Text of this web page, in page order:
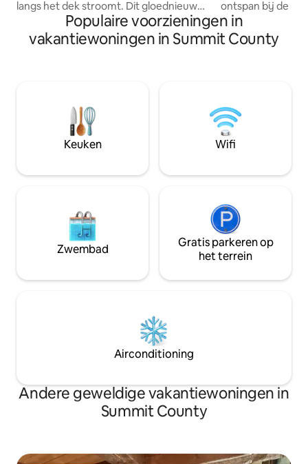
langs het dek stroomt. Dit gloednieuwe
appartement in Silverthorne ligt direct
aan de oevers van de rivier, op een klein
eindje rijden van zes van de beroemdste
en staat in de top 1% van alle
accommodaties, met een perfecte
beoordeling van 5,0 op basis van 146
beoordelingen. Kom ontdekken waarom
terugkomen!
ontspan bij de
haard in ons
meter hoogte.
wandelen,
wereldklasse. ✓ Ongelooflijk uitzicht op
de bergen ✓
centrum van
Snelle wifi
Populaire voorzieningen in
vakantiewoningen in Summit County
Keuken Wifi
Zwembad
Gratis parkeren op
het terrein
Airconditioning
Andere geweldige vakantiewoningen in
Summit County